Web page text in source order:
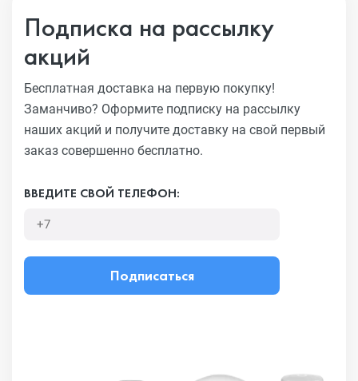
Подписка на рассылку
акций
Бесплатная доставка на первую покупку!
Заманчиво? Оформите подписку на рассылку
наших акций и получите доставку на свой первый
заказ совершенно бесплатно.
ВВЕДИТЕ СВОЙ ТЕЛЕФОН:
Подписаться